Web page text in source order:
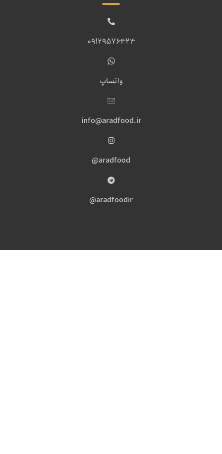
09129576424
واتساپ
info@aradfood.ir
aradfood@
aradfoodir@